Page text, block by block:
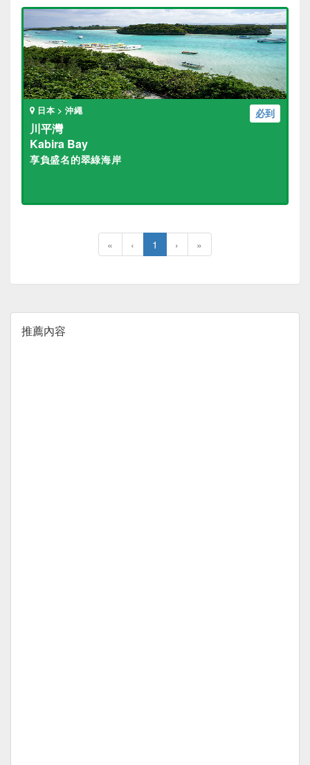
必到
日本 > 沖繩
川平灣
Kabira Bay
享負盛名的翠綠海岸
« ‹ 1 › »
推薦內容